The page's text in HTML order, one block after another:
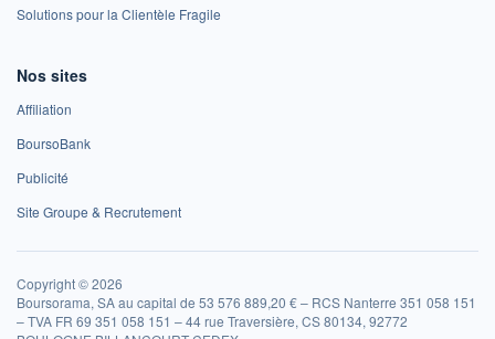
Solutions pour la Clientèle Fragile
Nos sites
Affiliation
BoursoBank
Publicité
Site Groupe & Recrutement
Copyright © 2026
Boursorama, SA au capital de 53 576 889,20 € – RCS Nanterre 351 058 151
– TVA FR 69 351 058 151 – 44 rue Traversière, CS 80134, 92772